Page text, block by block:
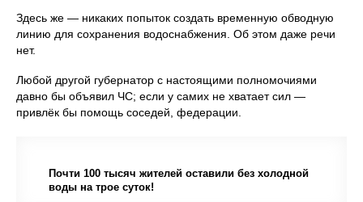
Здесь же — никаких попыток создать временную обводную
линию для сохранения водоснабжения. Об этом даже речи
нет.
Любой другой губернатор с настоящими полномочиями
давно бы объявил ЧС; если у самих не хватает сил —
привлёк бы помощь соседей, федерации.
Почти 100 тысяч жителей оставили без холодной
воды на трое суток!